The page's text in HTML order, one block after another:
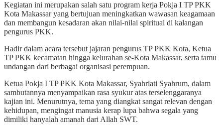
Kegiatan ini merupakan salah satu program kerja Pokja I TP PKK
Kota Makassar yang bertujuan meningkatkan wawasan keagamaan
dan membangun kesadaran akan nilai-nilai spiritual di kalangan
pengurus PKK.
Hadir dalam acara tersebut jajaran pengurus TP PKK Kota, Ketua
TP PKK kecamatan hingga kelurahan se-Kota Makassar, serta tamu
undangan dari berbagai organisasi perempuan.
Ketua Pokja I TP PKK Kota Makassar, Syahriati Syahrum, dalam
sambutannya menyampaikan rasa syukur atas terselenggaranya
kajian ini. Menurutnya, tema yang diangkat sangat relevan dengan
kehidupan, mengingat manusia kerap lupa bahwa segala yang
dimiliki hanyalah amanah dari Allah SWT.